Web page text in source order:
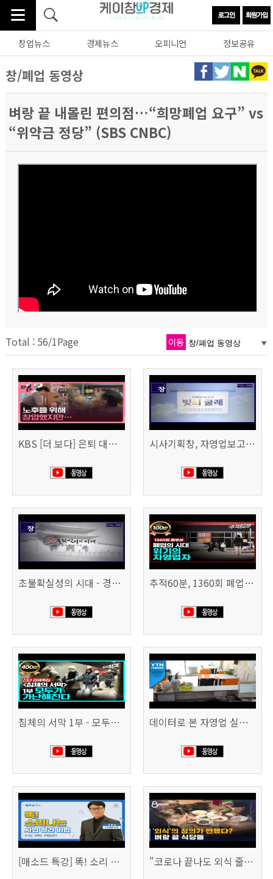
창업뉴스 경제뉴스 오피니언 정보공유
창/폐업 동영상
벼랑 끝 내몰린 편의점…“희망폐업 요구” vs
“위약금 정당” (SBS CNBC)
Total : 56/1Page 이동
KBS [더 보다] 은퇴 대신 폐업 시사기획창, 자영업보고서 빚의 굴레 507회 (KBS 25.6.10)
초불확실성의 시대 - 경제를 구하라 494회 (KBS 25.2.11) 추적60분, 1360회 폐업의 시대, 위기의 자영업자
침체의 서막 1부 - 모두가 가난해진다 | 시사직격 신년특집 데이터로 본 자영업 실태 - 매출 '뚝', 장수 업소도 '휘청'
[매소드 특강] 똑! 소리 나는 사업 정리 비법 "코로나 끝나도 외식 줄이겠다"…위기의 식당들 (SBS 8시 뉴스)